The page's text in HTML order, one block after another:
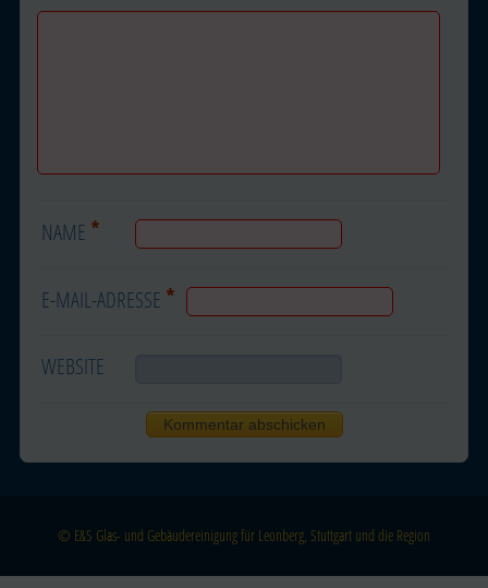
NAME *
E-MAIL-ADRESSE *
WEBSITE
© E&S Glas- und Gebäudereinigung für Leonberg, Stuttgart und die Region